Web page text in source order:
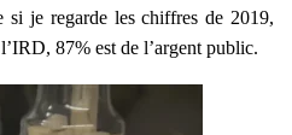
si je regarde les chiffres de 2019,
87% est de l’argent public.